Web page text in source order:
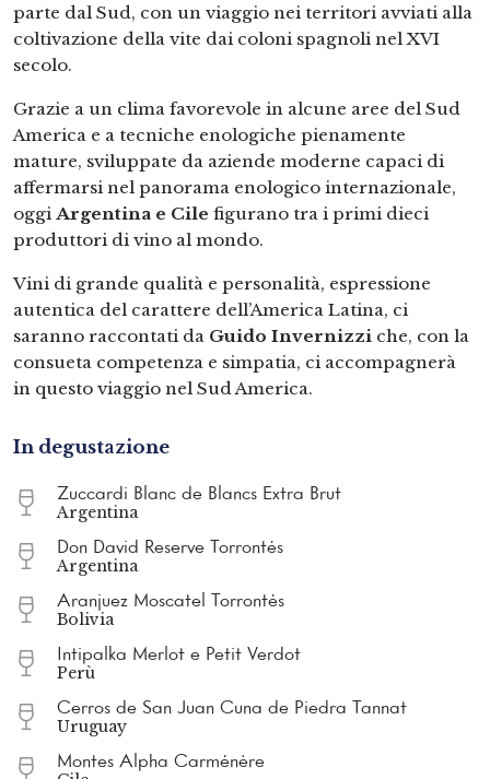
parte dal Sud, con un viaggio nei territori avviati alla
coltivazione della vite dai coloni spagnoli nel XVI
secolo.
Grazie a un clima favorevole in alcune aree del Sud
America e a tecniche enologiche pienamente
mature, sviluppate da aziende moderne capaci di
affermarsi nel panorama enologico internazionale,
oggi Argentina e Cile figurano tra i primi dieci
produttori di vino al mondo.
Vini di grande qualità e personalità, espressione
autentica del carattere dell’America Latina, ci
saranno raccontati da Guido Invernizzi che, con la
consueta competenza e simpatia, ci accompagnerà
in questo viaggio nel Sud America.
In degustazione
Zuccardi Blanc de Blancs Extra Brut
Argentina
Don David Reserve Torrontés
Argentina
Aranjuez Moscatel Torrontés
Bolivia
Intipalka Merlot e Petit Verdot
Perù
Cerros de San Juan Cuna de Piedra Tannat
Uruguay
Montes Alpha Carménère